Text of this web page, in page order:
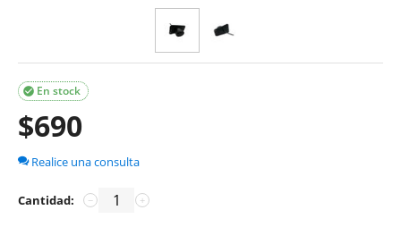
En stock

$690
Realice una consulta
Cantidad: +
−